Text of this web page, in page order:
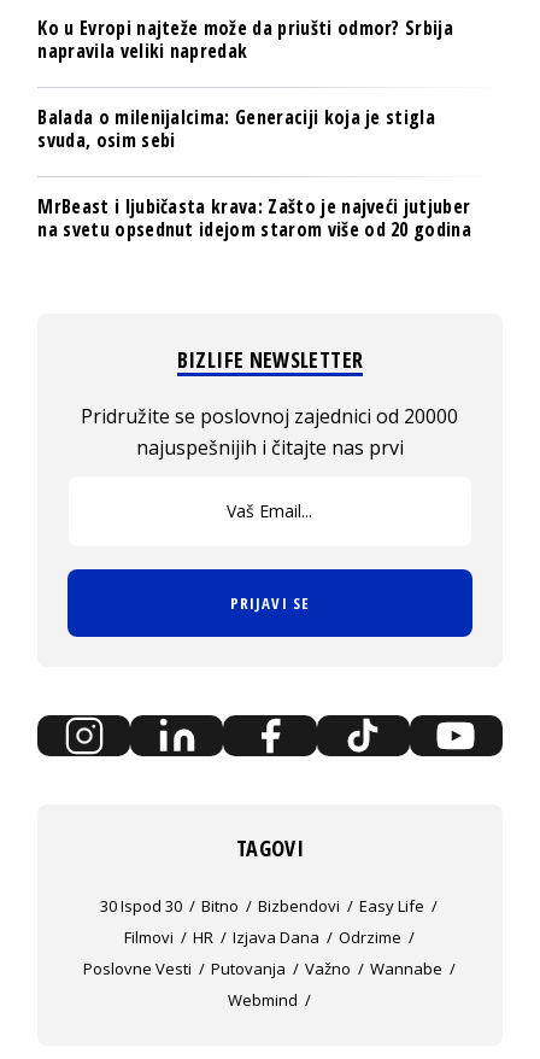
Ko u Evropi najteže može da priušti odmor? Srbija
napravila veliki napredak
Balada o milenijalcima: Generaciji koja je stigla
svuda, osim sebi
MrBeast i ljubičasta krava: Zašto je najveći jutjuber
na svetu opsednut idejom starom više od 20 godina
BIZLIFE NEWSLETTER
Pridružite se poslovnoj zajednici od 20000
najuspešnijih i čitajte nas prvi
PRIJAVI SE
TAGOVI
30 Ispod 30 Bitno Bizbendovi
Easy Life
Filmovi
HR Izjava Dana
Odrzime
Poslovne Vesti
Putovanja Važno
Wannabe
Webmind